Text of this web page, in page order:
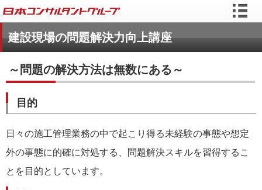
建設現場の問題解決力向上講座
～問題の解決方法は無数にある～
目的
日々の施工管理業務の中で起こり得る未経験の事態や想定
外の事態に的確に対処する、問題解決スキルを習得するこ
とを目的としています。